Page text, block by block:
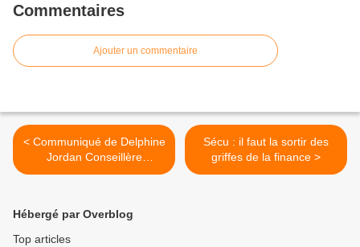
Commentaires
Ajouter un commentaire
< Communiqué de Delphine
Jordan Conseillère
départementale Vaucluse,
Sécu : il faut la sortir des
griffes de la finance >
Hébergé par Overblog
Top articles